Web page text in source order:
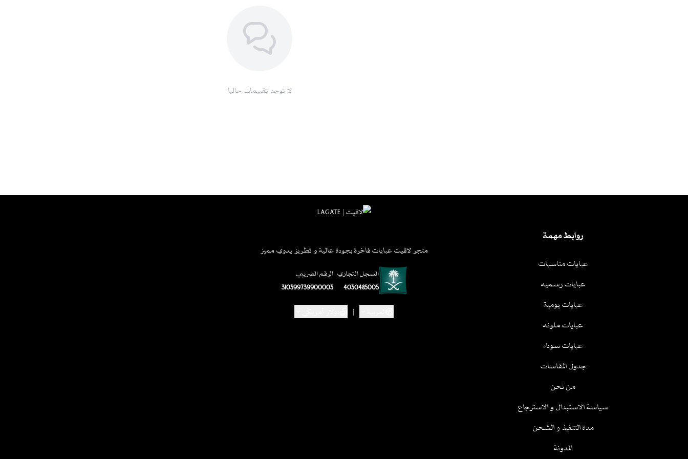
لا توجد تقييمات حاليا
روابط مهمة
عبايات مناسبات
عبايات رسميه
عبايات يومية
عبايات ملونه
عبايات سوداء
جدول المقاسات
من نحن
سياسة الاستبدال و الاسترجاع
مدة التنفيذ و الشحن
المدونة
متجر لاقيت عبايات فاخرة بجودة عالية و تطريز يدوي مميز
السجل التجاري
4030485005
الرقم الضريبي
310399739900003
|